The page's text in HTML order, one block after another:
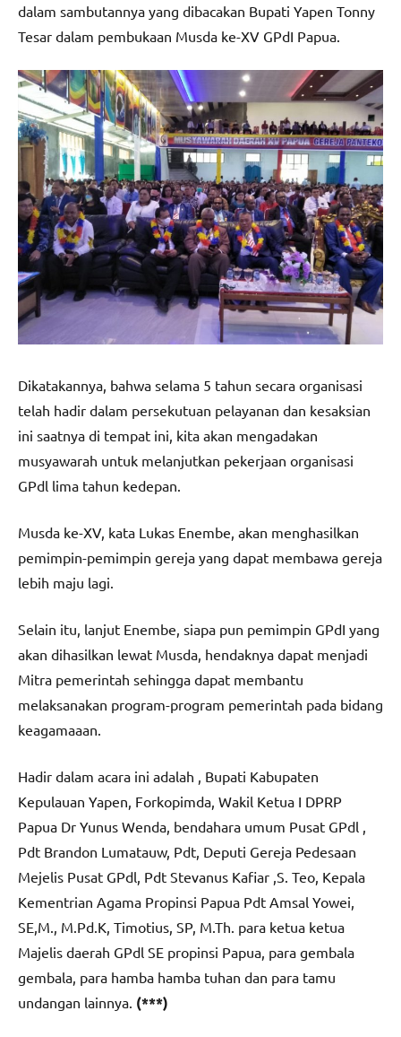
dalam sambutannya yang dibacakan Bupati Yapen Tonny
Tesar dalam pembukaan Musda ke-XV GPdI Papua.
Dikatakannya, bahwa selama 5 tahun secara organisasi
telah hadir dalam persekutuan pelayanan dan kesaksian
ini saatnya di tempat ini, kita akan mengadakan
musyawarah untuk melanjutkan pekerjaan organisasi
GPdl lima tahun kedepan.
Musda ke-XV, kata Lukas Enembe, akan menghasilkan
pemimpin-pemimpin gereja yang dapat membawa gereja
lebih maju lagi.
Selain itu, lanjut Enembe, siapa pun pemimpin GPdI yang
akan dihasilkan lewat Musda, hendaknya dapat menjadi
Mitra pemerintah sehingga dapat membantu
melaksanakan program-program pemerintah pada bidang
keagamaaan.
Hadir dalam acara ini adalah , Bupati Kabupaten
Kepulauan Yapen, Forkopimda, Wakil Ketua I DPRP
Papua Dr Yunus Wenda, bendahara umum Pusat GPdl ,
Pdt Brandon Lumatauw, Pdt, Deputi Gereja Pedesaan
Mejelis Pusat GPdl, Pdt Stevanus Kafiar ,S. Teo, Kepala
Kementrian Agama Propinsi Papua Pdt Amsal Yowei,
SE,M., M.Pd.K, Timotius, SP, M.Th. para ketua ketua
Majelis daerah GPdl SE propinsi Papua, para gembala
gembala, para hamba hamba tuhan dan para tamu
undangan lainnya. (***)